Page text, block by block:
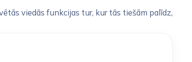
viedās funkcijas tur, kur tās tiešām palīdz,